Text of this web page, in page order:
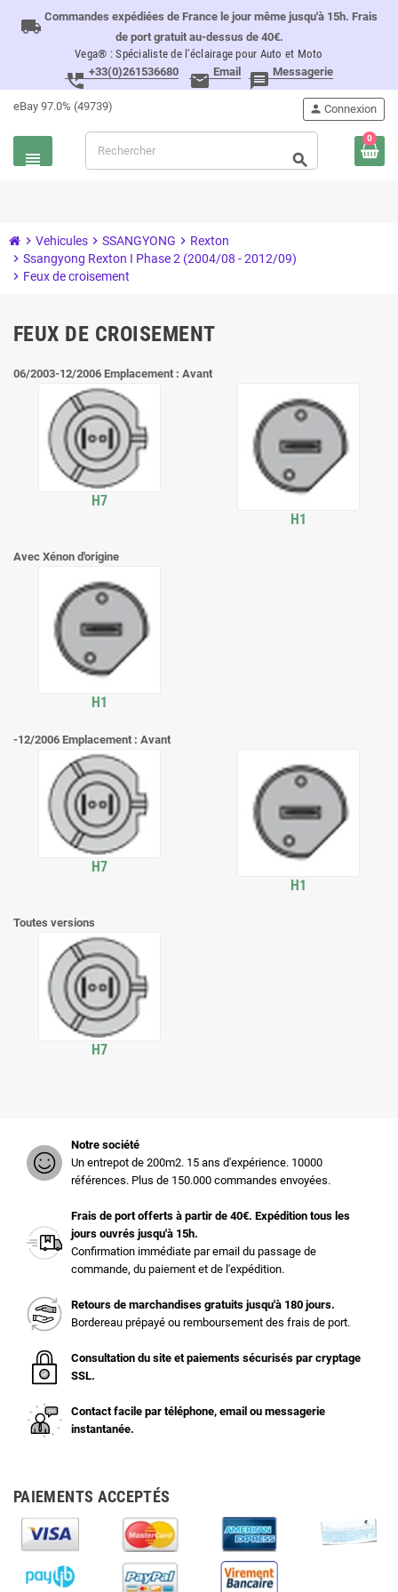
local_shipping Commandes expédiées de France le jour même jusqu'à 15h. Frais
de port gratuit au-dessus de 40€.
Vega® : Spécialiste de l'éclairage pour Auto et Moto
perm_phone_msg +33(0)261536680 email Email message Messagerie
eBay 97.0% (49739)
view_headline
person Connexion
search
0
chevron_right Vehicules chevron_right SSANGYONG chevron_right Rexton
chevron_right Ssangyong Rexton I Phase 2 (2004/08 - 2012/09)
chevron_right Feux de croisement
FEUX DE CROISEMENT
06/2003-12/2006 Emplacement : Avant
H7
H1
Avec Xénon d'origine
H1
-12/2006 Emplacement : Avant
H7
H1
Toutes versions
H7
Notre société
Un entrepot de 200m2. 15 ans d'expérience. 10000
références. Plus de 150.000 commandes envoyées.
Frais de port offerts à partir de 40€. Expédition tous les
jours ouvrés jusqu'à 15h.
Confirmation immédiate par email du passage de
commande, du paiement et de l'expédition.
Retours de marchandises gratuits jusqu'à 180 jours.
Bordereau prépayé ou remboursement des frais de port.
Consultation du site et paiements sécurisés par cryptage
SSL.
Contact facile par téléphone, email ou messagerie
instantanée.
PAIEMENTS ACCEPTÉS